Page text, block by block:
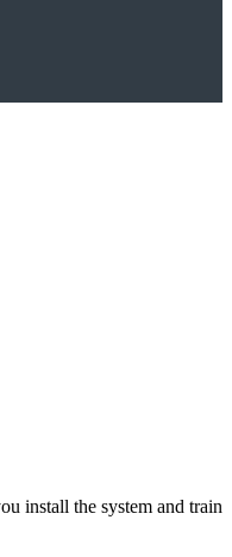
install the system and train